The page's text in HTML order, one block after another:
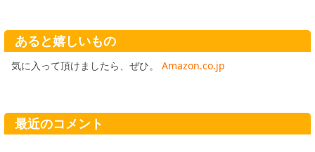
あると嬉しいもの
気に入って頂けましたら、ぜひ。 Amazon.co.jp
最近のコメント